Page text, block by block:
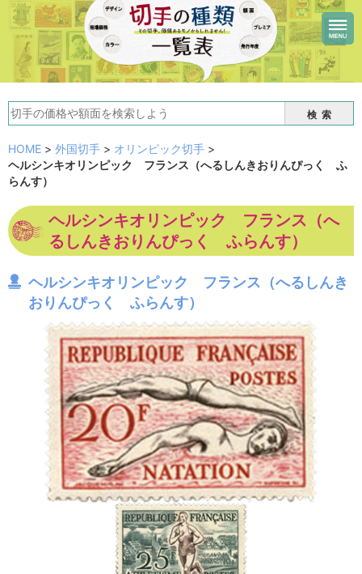
検索
HOME > 外国切手 > オリンピック切手 >
ヘルシンキオリンピック フランス（へるしんきおりんぴっく ふ
らんす）
ヘルシンキオリンピック フランス（へ
るしんきおりんぴっく ふらんす）
ヘルシンキオリンピック フランス（へるしんき
おりんぴっく ふらんす）